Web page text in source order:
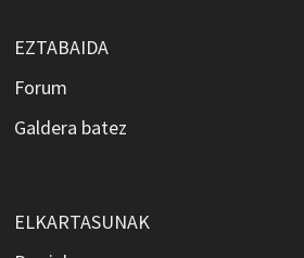
EZTABAIDA
Forum
Galdera batez
ELKARTASUNAK